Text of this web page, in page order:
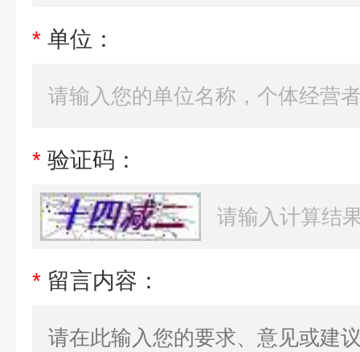
* 单位：
* 验证码：
* 留言内容：